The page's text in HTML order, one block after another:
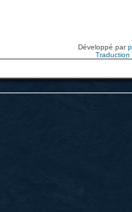
Développé par
Traduction